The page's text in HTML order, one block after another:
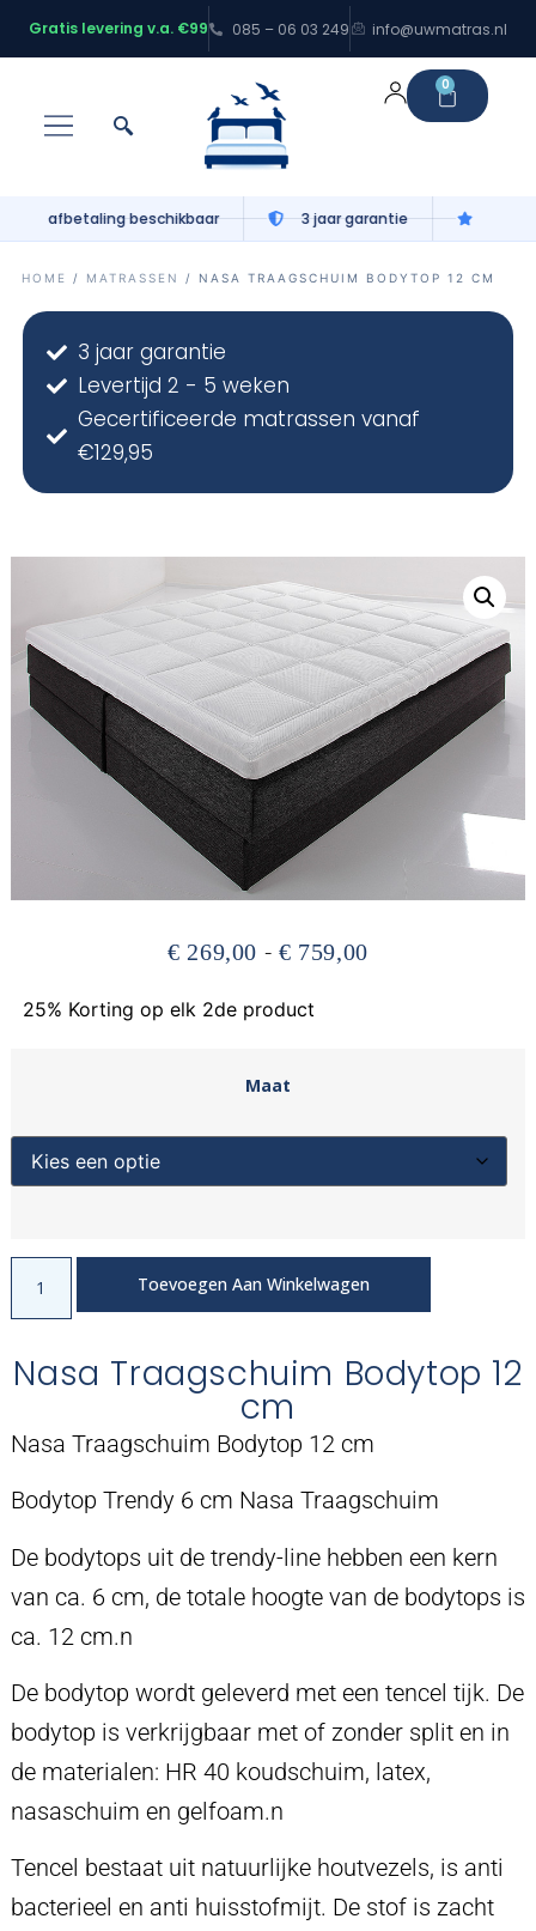
Gratis levering v.a. €99 085 – 06 03 249 info@uwmatras.nl
0
Gratis levering v.a. €99 100 nachten proefslapen
HOME / MATRASSEN / NASA TRAAGSCHUIM BODYTOP 12 CM
3 jaar garantie
Levertijd 2 - 5 weken
Gecertificeerde matrassen vanaf
€129,95
€ 269,00 - € 759,00
25% Korting op elk 2de product
Maat
Toevoegen Aan Winkelwagen
Nasa Traagschuim Bodytop 12
cm
Nasa Traagschuim Bodytop 12 cm
Bodytop Trendy 6 cm Nasa Traagschuim
De bodytops uit de trendy-line hebben een kern
van ca. 6 cm, de totale hoogte van de bodytops is
ca. 12 cm.n
De bodytop wordt geleverd met een tencel tijk. De
bodytop is verkrijgbaar met of zonder split en in
de materialen: HR 40 koudschuim, latex,
nasaschuim en gelfoam.n
Tencel bestaat uit natuurlijke houtvezels, is anti
bacterieel en anti huisstofmijt. De stof is zacht
Online
⎯ ✕